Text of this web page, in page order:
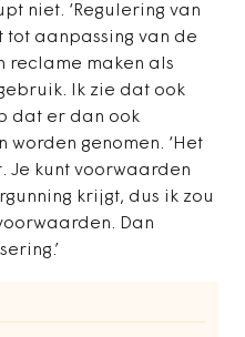
niet. ‘Regulering van
aanpassing van de
reclame maken als
Ik zie dat ook
dat er dan ook
genomen. ‘Het
Je kunt voorwaarden
krijgt, dus ik zou
Dan